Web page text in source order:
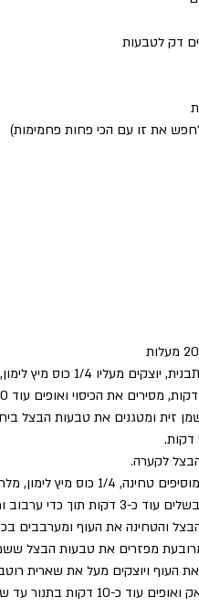
מיץ לימון, ממליחים ומכסים בניר אלומניום.
זית ומטגנים את טבעות הבצל
לקערה.
מיץ לימון, מלח ו-1 כוס מים.
כדי ערבוב ומכבים את האש.
והטחינה את העוף ומערבבים
מפזרים את טבעות הבצל
העוף ויוצקים מעל את שארית
דקות בתנור עד שהעוף משחים.